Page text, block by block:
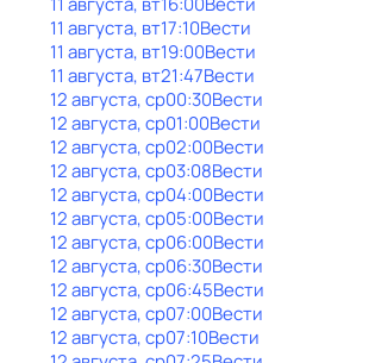
11 августа, вт17:10Вести
11 августа, вт19:00Вести
11 августа, вт21:47Вести
12 августа, ср00:30Вести
12 августа, ср01:00Вести
12 августа, ср02:00Вести
12 августа, ср03:08Вести
12 августа, ср04:00Вести
12 августа, ср05:00Вести
12 августа, ср06:00Вести
12 августа, ср06:30Вести
12 августа, ср06:45Вести
12 августа, ср07:00Вести
12 августа, ср07:10Вести